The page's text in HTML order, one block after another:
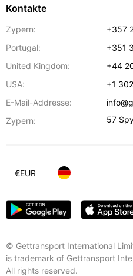
Kontakte
Zypern:
+357
Portugal:
+351
United Kingdom:
+44
USA:
+1
E-Mail-Addresse:
Zypern:
57
© Gettransport International
is trademark of Gettransport
All rights reserved.
€EUR